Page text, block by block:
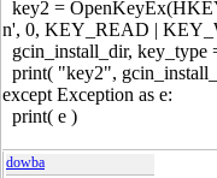
key2 =
n', 0, KEY_READ |
gcin_install_dir,
print( "key2",
except Exception as e:
print( e )
dowba